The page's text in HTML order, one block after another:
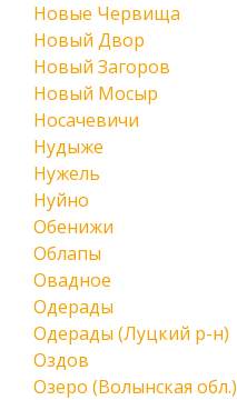
Новые Червища
Новый Двор
Новый Загоров
Новый Мосыр
Носачевичи
Нудыже
Нужель
Нуйно
Обенижи
Облапы
Овадное
Одерады
Одерады (Луцкий р-н)
Оздов
Озеро (Волынская обл.)